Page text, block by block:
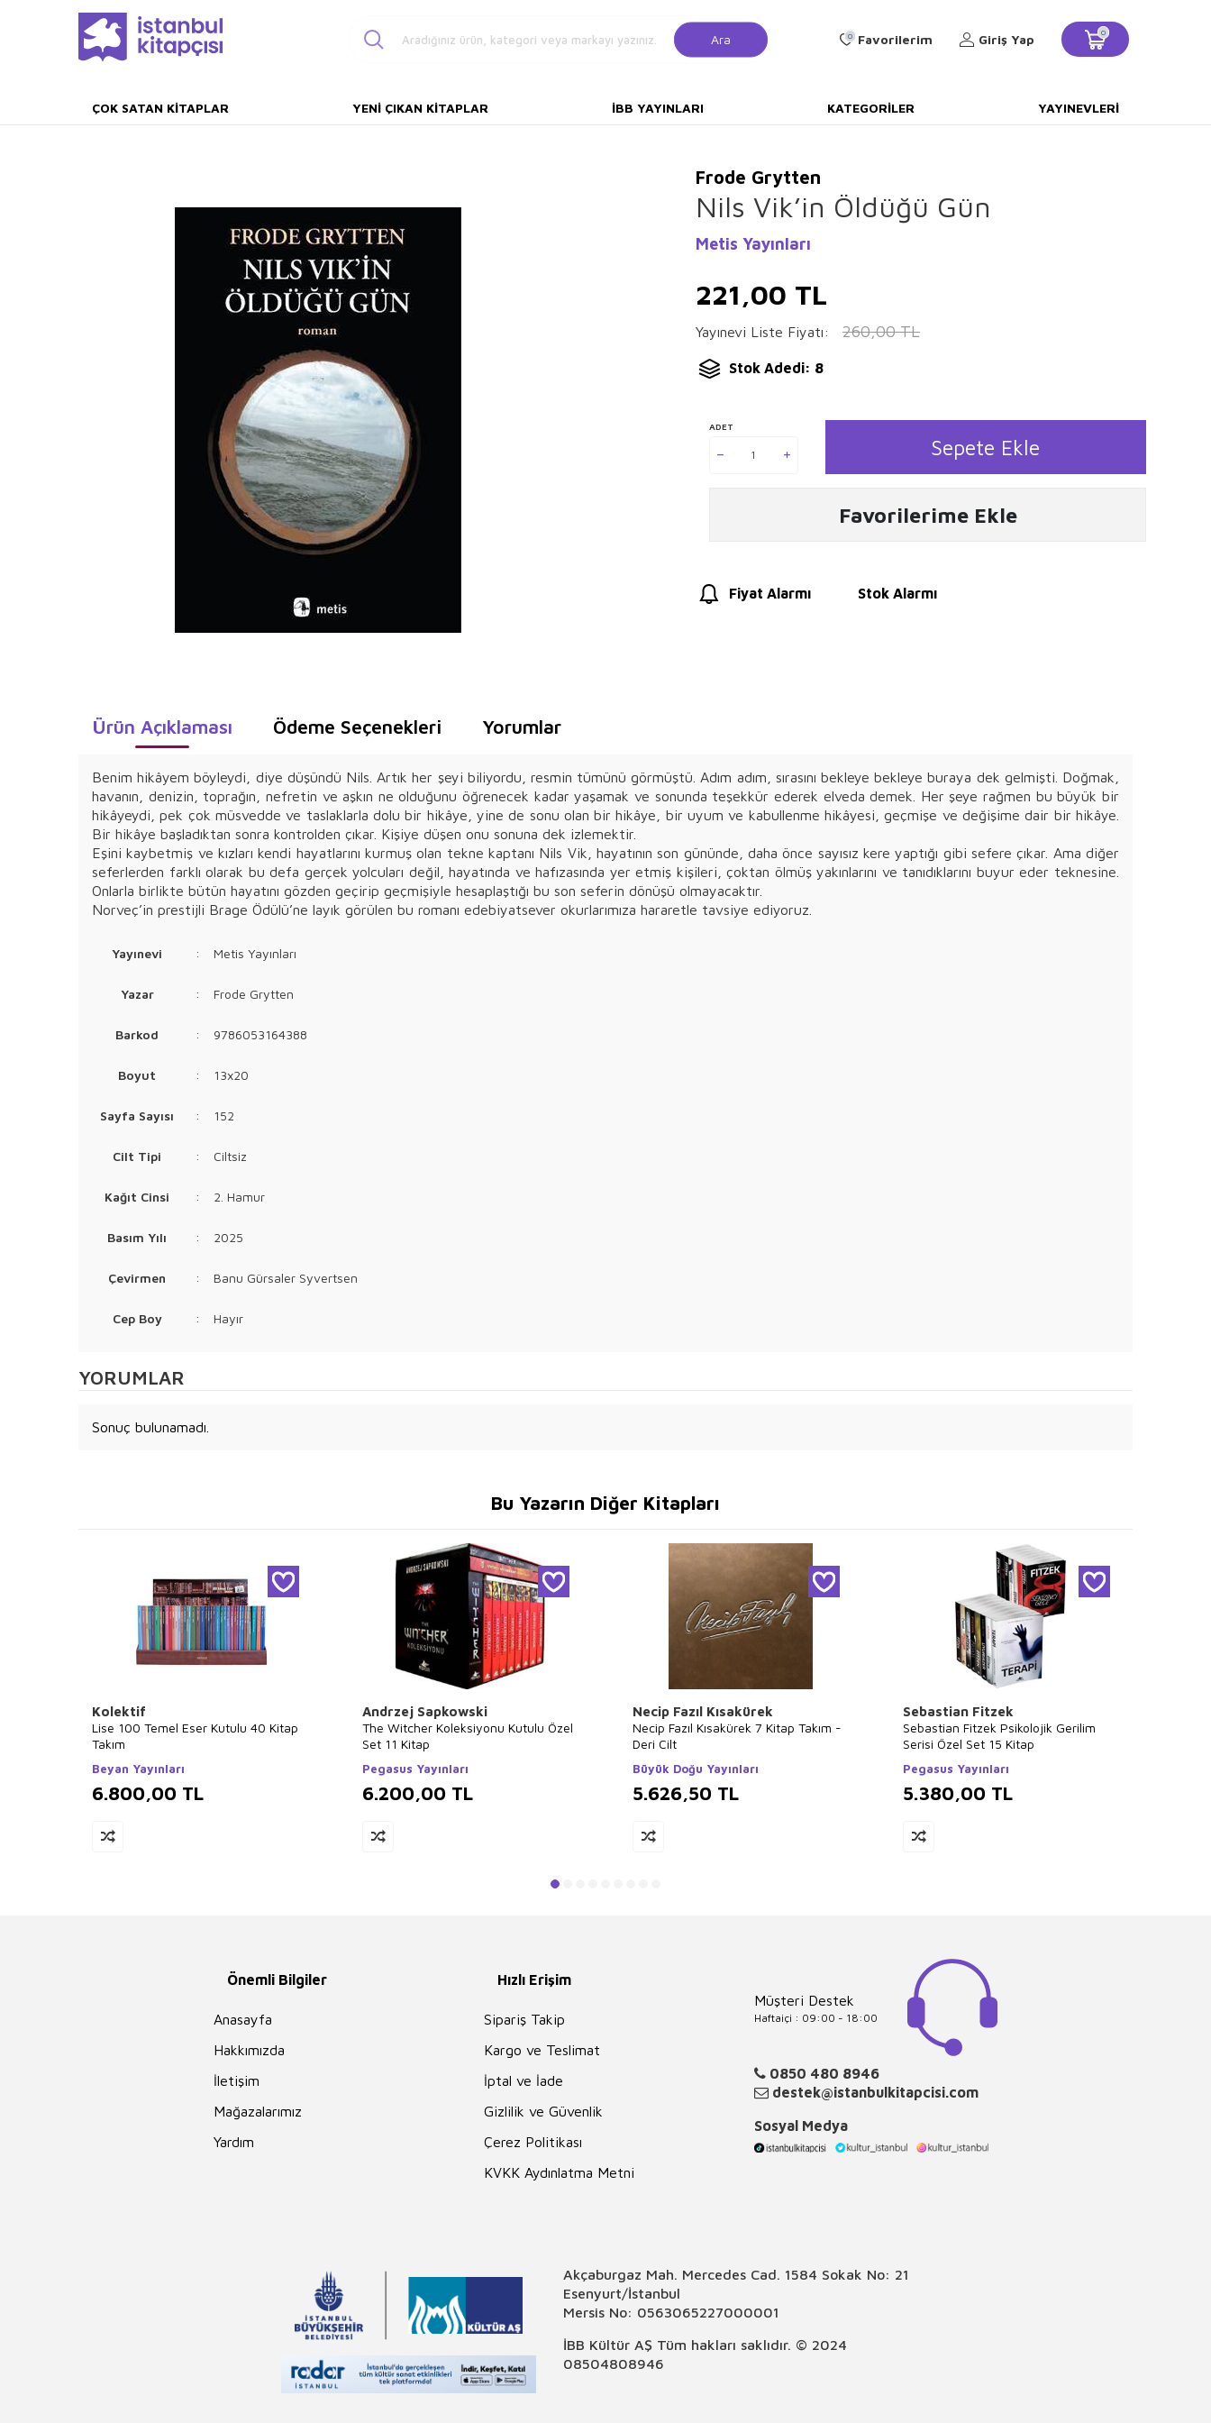
Ara 0 Favorilerim Giriş Yap 0
ÇOK SATAN KITAPLAR YENI ÇIKAN KITAPLAR İBB YAYINLARI KATEGORILER YAYINEVLERI
Frode Grytten
Nils Vik’in Öldüğü Gün
Metis Yayınları
221,00 TL
Yayınevi Liste Fiyatı: 260,00TL
Stok Adedi: 8
ADET
Sepete Ekle
Favorilerime Ekle
Fiyat Alarmı Stok Alarmı
Ürün Açıklaması Ödeme Seçenekleri Yorumlar
Benim hikâyem böyleydi, diye düşündü Nils. Artık her şeyi biliyordu, resmin tümünü görmüştü. Adım adım, sırasını bekleye bekleye buraya dek gelmişti. Doğmak,
havanın, denizin, toprağın, nefretin ve aşkın ne olduğunu öğrenecek kadar yaşamak ve sonunda teşekkür ederek elveda demek. Her şeye rağmen bu büyük bir
hikâyeydi, pek çok müsvedde ve taslaklarla dolu bir hikâye, yine de sonu olan bir hikâye, bir uyum ve kabullenme hikâyesi, geçmişe ve değişime dair bir hikâye.
Bir hikâye başladıktan sonra kontrolden çıkar. Kişiye düşen onu sonuna dek izlemektir.
Eşini kaybetmiş ve kızları kendi hayatlarını kurmuş olan tekne kaptanı Nils Vik, hayatının son gününde, daha önce sayısız kere yaptığı gibi sefere çıkar. Ama diğer
seferlerden farklı olarak bu defa gerçek yolcuları değil, hayatında ve hafızasında yer etmiş kişileri, çoktan ölmüş yakınlarını ve tanıdıklarını buyur eder teknesine.
Onlarla birlikte bütün hayatını gözden geçirip geçmişiyle hesaplaştığı bu son seferin dönüşü olmayacaktır.
Norveç’in prestijli Brage Ödülü’ne layık görülen bu romanı edebiyatsever okurlarımıza hararetle tavsiye ediyoruz.
Yayınevi : Metis Yayınları
Yazar : Frode Grytten
Barkod : 9786053164388
Boyut : 13x20
Sayfa Sayısı : 152
Cilt Tipi : Ciltsiz
Kağıt Cinsi : 2. Hamur
Basım Yılı : 2025
Çevirmen : Banu Gürsaler Syvertsen
Cep Boy : Hayır
YORUMLAR
Sonuç bulunamadı.
Bu Yazarın Diğer Kitapları
Kolektif
Lise 100 Temel Eser Kutulu 40 Kitap
Takım
Beyan Yayınları
6.800,00 TL
Andrzej Sapkowski
The Witcher Koleksiyonu Kutulu Özel
Set 11 Kitap
Pegasus Yayınları
6.200,00 TL
Necip Fazıl Kısakürek
Necip Fazıl Kısakürek 7 Kitap Takım -
Deri Cilt
Büyük Doğu Yayınları
5.626,50 TL
Sebastian Fitzek
Sebastian Fitzek Psikolojik Gerilim
Serisi Özel Set 15 Kitap
Pegasus Yayınları
5.380,00 TL
Önemli Bilgiler
Anasayfa
Hakkımızda
İletişim
Mağazalarımız
Yardım
Hızlı Erişim
Sipariş Takip
Kargo ve Teslimat
İptal ve İade
Gizlilik ve Güvenlik
Çerez Politikası
KVKK Aydınlatma Metni
Müşteri Destek
Haftaiçi : 09:00 - 18:00
0850 480 8946
destek@istanbulkitapcisi.com
Sosyal Medya
Akçaburgaz Mah. Mercedes Cad. 1584 Sokak No: 21
Esenyurt/İstanbul
Mersis No: 0563065227000001
İBB Kültür AŞ Tüm hakları saklıdır. © 2024
08504808946